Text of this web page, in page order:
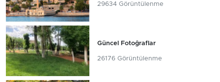
29634 Görüntülenme
Güncel Fotoğraflar
26176 Görüntülenme